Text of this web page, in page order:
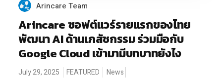
Arincare Team
Arincare ซอฟต์แวร์รายแรกของไทย
พัฒนา AI ด้านเภสัชกรรม ร่วมมือกับ
Google Cloud เข้ามามีบทบาทยังไง
July 29, 2025 FEATURED News